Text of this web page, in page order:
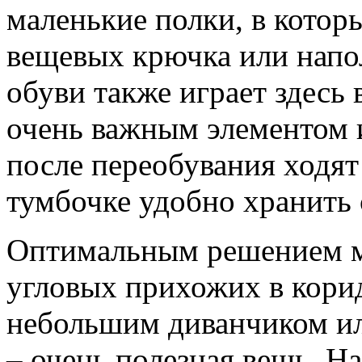
маленькие полки, в
вещевых крючка или
обуви также играет
очень важным элементом
после переобувания
тумбочке удобно
Оптимальным решением
угловых прихожих в
небольшим диванчиком